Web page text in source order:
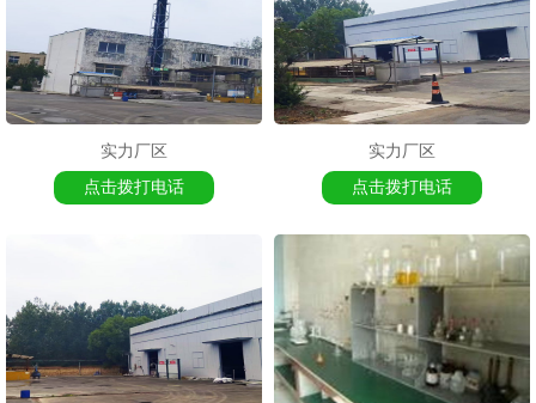
实力厂区
点击拨打电话
实力厂区
点击拨打电话